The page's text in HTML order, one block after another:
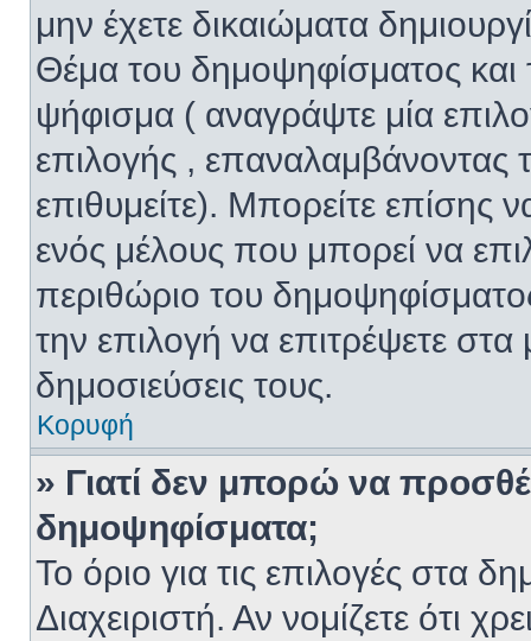
μην έχετε δικαιώματα
Θέμα του δημοψηφίσματος και
ψήφισμα ( αναγράψτε μία
επιλογής , επαναλαμβάνοντας
επιθυμείτε). Μπορείτε επίσης
ενός μέλους που μπορεί να
περιθώριο του
την επιλογή να επιτρέψετε
δημοσιεύσεις τους.
Κορυφή
» Γιατί δεν μπορώ να
δημοψηφίσματα;
Το όριο για τις επιλογές στα
Διαχειριστή. Αν νομίζετε ότι